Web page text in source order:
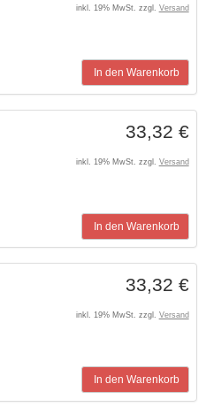
inkl. 19% MwSt. zzgl. Versand
In den Warenkorb
33,32 €
inkl. 19% MwSt. zzgl. Versand
In den Warenkorb
33,32 €
inkl. 19% MwSt. zzgl. Versand
In den Warenkorb